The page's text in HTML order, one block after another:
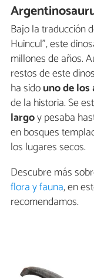
Bajo la traducción
Huincul", este
millones de años.
restos de este
ha sidouno de
de la historia. Se
largoy pesaba
en bosques
los lugares secos.
Descubre más
flora y fauna, en
recomendamos.